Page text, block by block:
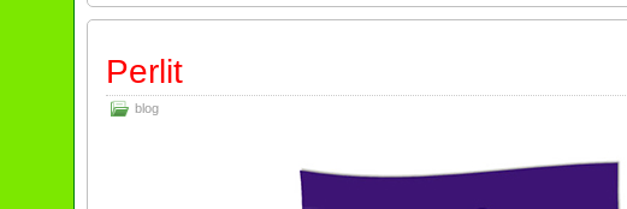
Perlit
blog